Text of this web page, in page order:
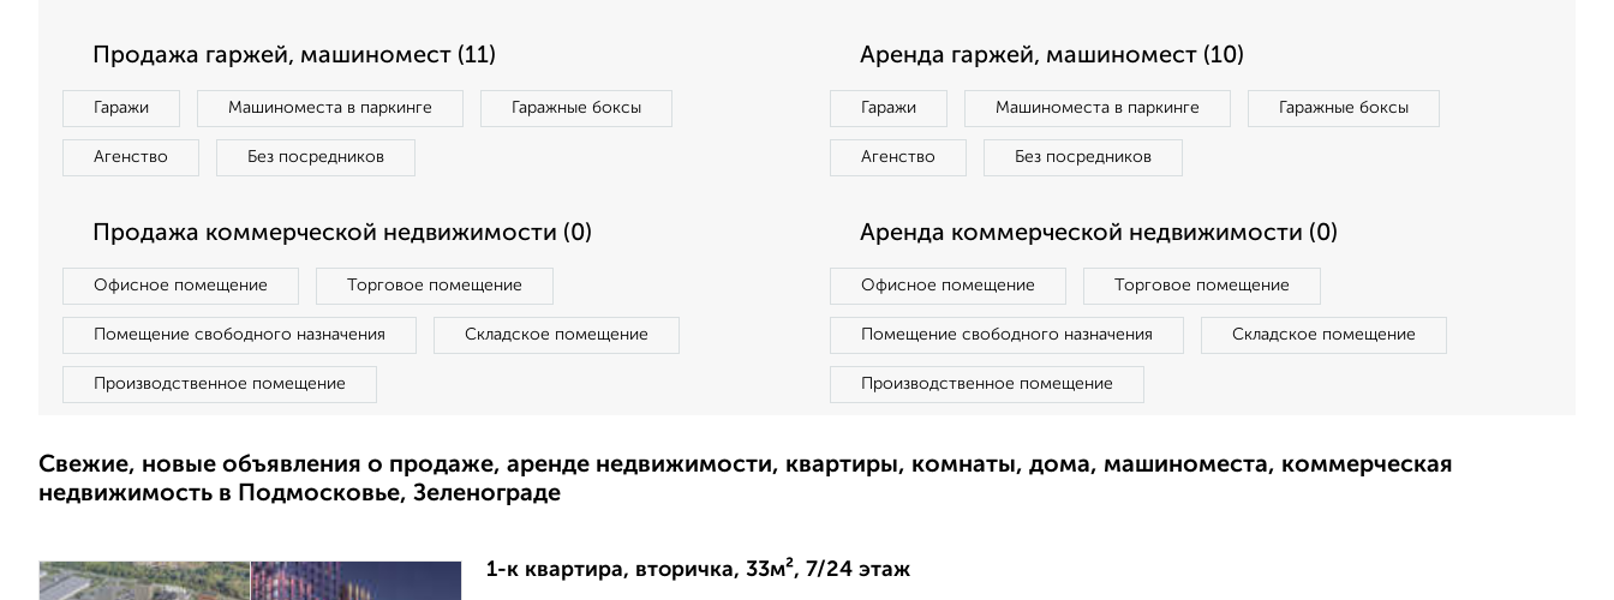
Продажа гаржей, машиномест (11)
Гаражи Машиноместа в паркинге Гаражные боксы
Агенство Без посредников
Аренда гаржей, машиномест (10)
Гаражи Машиноместа в паркинге Гаражные боксы
Агенство Без посредников
Продажа коммерческой недвижимости (0)
Офисное помещение Торговое помещение
Помещение свободного назначения Складское помещение
Производственное помещение
Аренда коммерческой недвижимости (0)
Офисное помещение Торговое помещение
Помещение свободного назначения Складское помещение
Производственное помещение
Свежие, новые объявления о продаже, аренде недвижимости, квартиры, комнаты, дома, машиноместа, коммерческая
недвижимость в Подмосковье, Зеленограде
1-к квартира, вторичка, 33м², 7/24 этаж